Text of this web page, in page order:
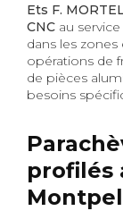
Ets F.
CNC au
dans les zones
opérations de
de pièces
besoins
profilés